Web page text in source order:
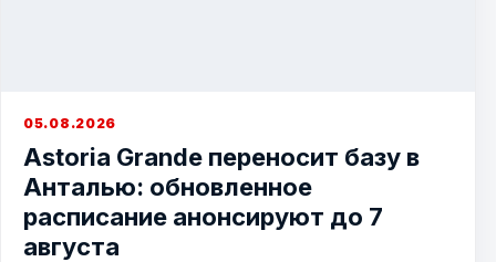
05.08.2026
Astoria Grande переносит базу в
Анталью: обновленное
расписание анонсируют до 7
августа